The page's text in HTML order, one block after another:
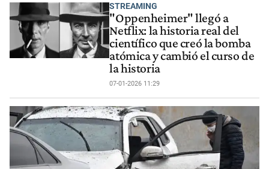
STREAMING
"Oppenheimer" llegó a
Netflix: la historia real del
científico que creó la bomba
atómica y cambió el curso de
la historia
07-01-2026 11:29